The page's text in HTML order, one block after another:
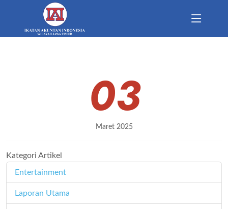
03
Maret 2025
Kategori Artikel
Entertainment
Laporan Utama